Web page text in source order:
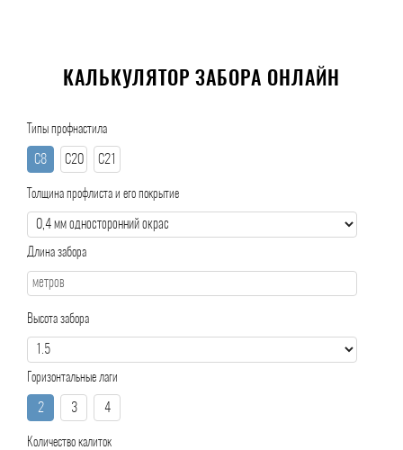
КАЛЬКУЛЯТОР ЗАБОРА ОНЛАЙН
Типы профнастила
С8 С20 С21
Толщина профлиста и его покрытие
Длина забора
Высота забора
Горизонтальные лаги
2 3 4
Количество калиток